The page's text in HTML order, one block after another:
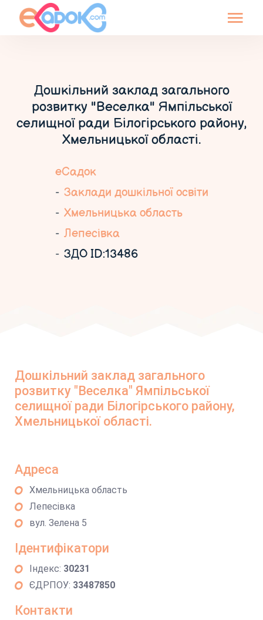
Дошкільний заклад загального
розвитку "Веселка" Ямпільської
селищної ради Білогірського району,
Хмельницької області.
еСадок
Заклади дошкільної освіти
Хмельницька область
Лепесівка
ЗДО ID:13486
Дошкільний заклад загального
розвитку "Веселка" Ямпільської
селищної ради Білогірського району,
Хмельницької області.
Адреса
Хмельницька область
Лепесівка
вул. Зелена 5
Ідентифікатори
Індекс: 30231
ЄДРПОУ: 33487850
Контакти